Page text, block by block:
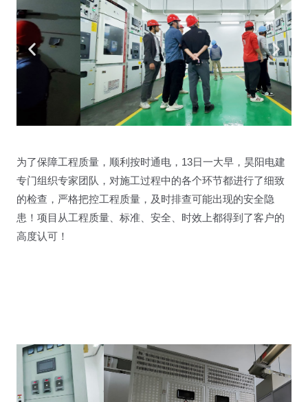
为了保障工程质量，顺利按时通电，13日一大早，昊阳电建
专门组织专家团队，对施工过程中的各个环节都进行了细致
的检查，严格把控工程质量，及时排查可能出现的安全隐
患！项目从工程质量、标准、安全、时效上都得到了客户的
高度认可！